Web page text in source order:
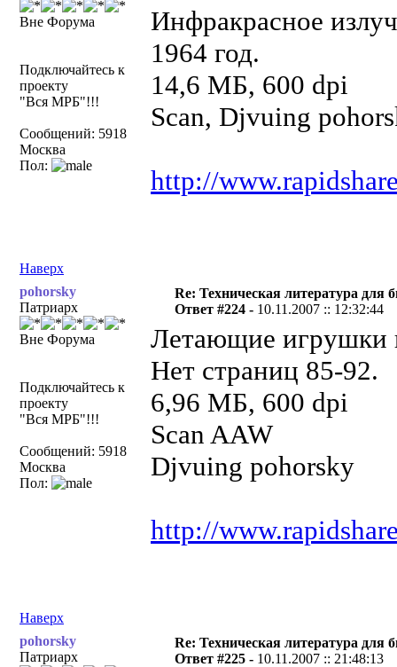
Вне Форума
Подключайтесь к
проекту
"Вся МРБ"!!!
Сообщений: 5918
Москва
Пол:
Инфракрасное
1964 год.
14,6 МБ, 600 dpi
Scan, Djvuing
http://
Наверх
pohorsky
Патриарх
Вне Форума
Подключайтесь к
проекту
"Вся МРБ"!!!
Сообщений: 5918
Москва
Пол:
Re: Техническая литература для
Ответ #224 - 10.11.2007 :: 12:32:44
Летающие игрушки
Нет страниц 85-92.
6,96 МБ,
Scan AAW
Djvuing pohorsky
http://
Наверх
pohorsky
Патриарх
Re: Техническая литература для
Ответ #225 - 10.11.2007 :: 21:48:13